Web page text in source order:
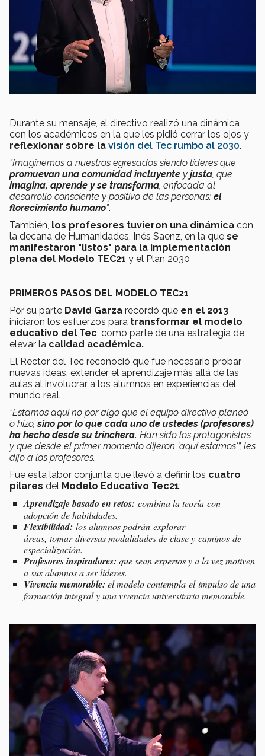
Durante su mensaje, el directivo realizó una dinámica
con los académicos en la que les pidió cerrar los ojos y
reflexionar sobre la visión del Tec rumbo al 2030.
“Imaginemos a nuestros egresados siendo líderes que
promuevan una comunidad incluyente y justa , que
imagina, aprende y se transforma , enfocada al
desarrollo consciente y positivo de las personas: el
florecimiento humano”.
También, los profesores tuvieron una dinámica con
la decana de Humanidades, Inés Saenz, en la que se
manifestaron "listos" para la implementación
plena del Modelo TEC21 y el Plan 2030
PRIMEROS PASOS DEL MODELO TEC21
Por su parte David Garza recordó que en el 2013
iniciaron los esfuerzos para transformar el modelo
educativo del Tec , como parte de una estrategia de
elevar la calidad académica.
El Rector del Tec reconoció que fue necesario probar
nuevas ideas, extender el aprendizaje más allá de las
aulas al involucrar a los alumnos en experiencias del
mundo real.
“Estamos aquí no por algo que el equipo directivo planeó
o hizo,sino por lo que cada uno de ustedes (profesores)
ha hecho desde su trinchera. Han sido los protagonistas
y que desde el primer momento dijeron 'aquí estamos'”, les
dijo a los profesores.
Fue esta labor conjunta que llevó a definir los cuatro
pilares del Modelo Educativo Tec21:
Aprendizaje basado en retos: combina la teoría con
adopción de habilidades.
Flexibilidad: los alumnos podrán explorar
áreas, tomar diversas modalidades de clase y caminos de
especialización.
Profesores inspiradores: que sean expertos y a la vez motiven
a sus alumnos a ser líderes.
Vivencia memorable: el modelo contempla el impulso de una
formación integral y una vivencia universitaria memorable.